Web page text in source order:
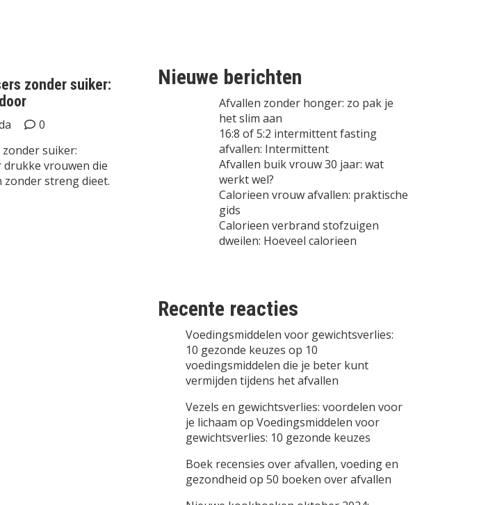
zonder suiker:
0
suiker:
vrouwen die
zonder streng dieet.
Nieuwe berichten
Afvallen zonder honger: zo pak je
het slim aan
16:8 of 5:2 intermittent fasting
afvallen: Intermittent
Afvallen buik vrouw 30 jaar: wat
werkt wel?
Calorieen vrouw afvallen: praktische
gids
Calorieen verbrand stofzuigen
dweilen: Hoeveel calorieen
Recente reacties
Voedingsmiddelen voor gewichtsverlies:
10 gezonde keuzes op 10
voedingsmiddelen die je beter kunt
vermijden tijdens het afvallen
Vezels en gewichtsverlies: voordelen voor
je lichaam op Voedingsmiddelen voor
gewichtsverlies: 10 gezonde keuzes
Boek recensies over afvallen, voeding en
gezondheid op 50 boeken over afvallen